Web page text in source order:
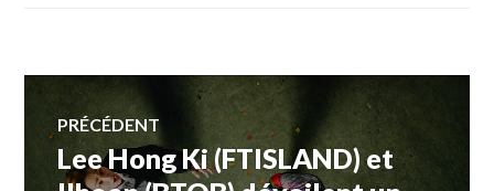
Navigation
de
PRÉCÉDENT
Article
précédent :
Lee Hong Ki (FTISLAND) et